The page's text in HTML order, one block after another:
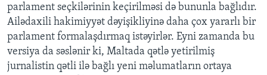
parlament seçkilərinin keçirilməsi də bununla bağlıdır.
Ailədaxili hakimiyyət dəyişikliyinə daha çox yararlı bir
parlament formalaşdırmaq istəyirlər. Eyni zamanda bu
versiya da səslənir ki, Maltada qətlə yetirilmiş
jurnalistin qətli ilə bağlı yeni məlumatların ortaya